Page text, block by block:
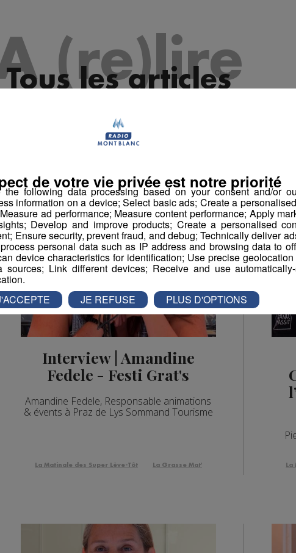
(re)lire
Tous les articles
Interview | Amandine
Fedele - Festi Grat's
Amandine Fedele, Responsable animations
& évents à Praz de Lys Sommand Tourisme
La Matinale des Super Lève-Tôt La Grasse Mat'
following data processing based on your consent and/or
information on a device; Select basic ads; Create a
ad performance; Measure content performance; Apply
Develop and improve products; Create a personalised
Ensure security, prevent fraud, and debug; Technically deliver
personal data such as IP address and browsing data to
device characteristics for identification; Use precise geolocation
sources; Link different devices; Receive and use
de votre vie privée est notre priorité
JE REFUSE PLUS D'OPTIONS